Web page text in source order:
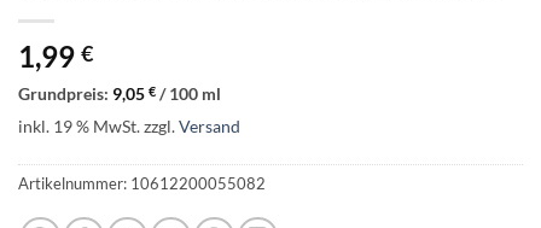
1,99 €
Grundpreis: 9,05 € /100 ml
inkl. 19 % MwSt.zzgl.Versand
Artikelnummer: 10612200055082